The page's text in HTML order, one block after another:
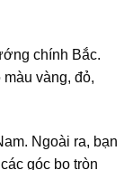
chính Bắc.
vàng, đỏ,
Ngoài ra, bạn
góc bo tròn